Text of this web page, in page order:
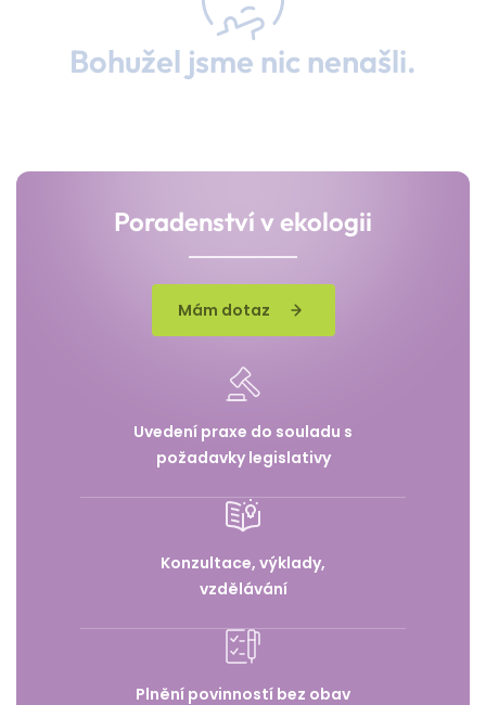
Bohužel jsme nic nenašli.
Poradenství v ekologii
Mám dotaz
Uvedení praxe do souladu s
požadavky legislativy
Konzultace, výklady,
vzdělávání
Plnění povinností bez obav